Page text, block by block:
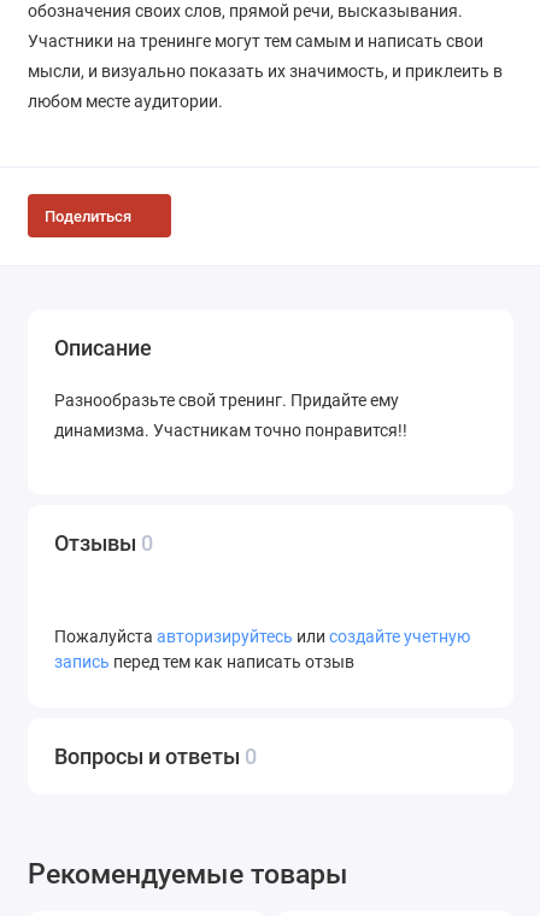
обозначения своих слов, прямой речи, высказывания.
Участники на тренинге могут тем самым и написать свои
мысли, и визуально показать их значимость, и приклеить в
любом месте аудитории.
Поделиться
Описание
Разнообразьте свой тренинг. Придайте ему
динамизма. Участникам точно понравится!!
Отзывы 0
Пожалуйста авторизируйтесь или создайте учетную
запись перед тем как написать отзыв
Вопросы и ответы 0
Рекомендуемые товары